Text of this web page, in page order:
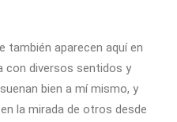
también aparecen aquí en
con diversos sentidos y
bien a mí mismo, y
la mirada de otros desde